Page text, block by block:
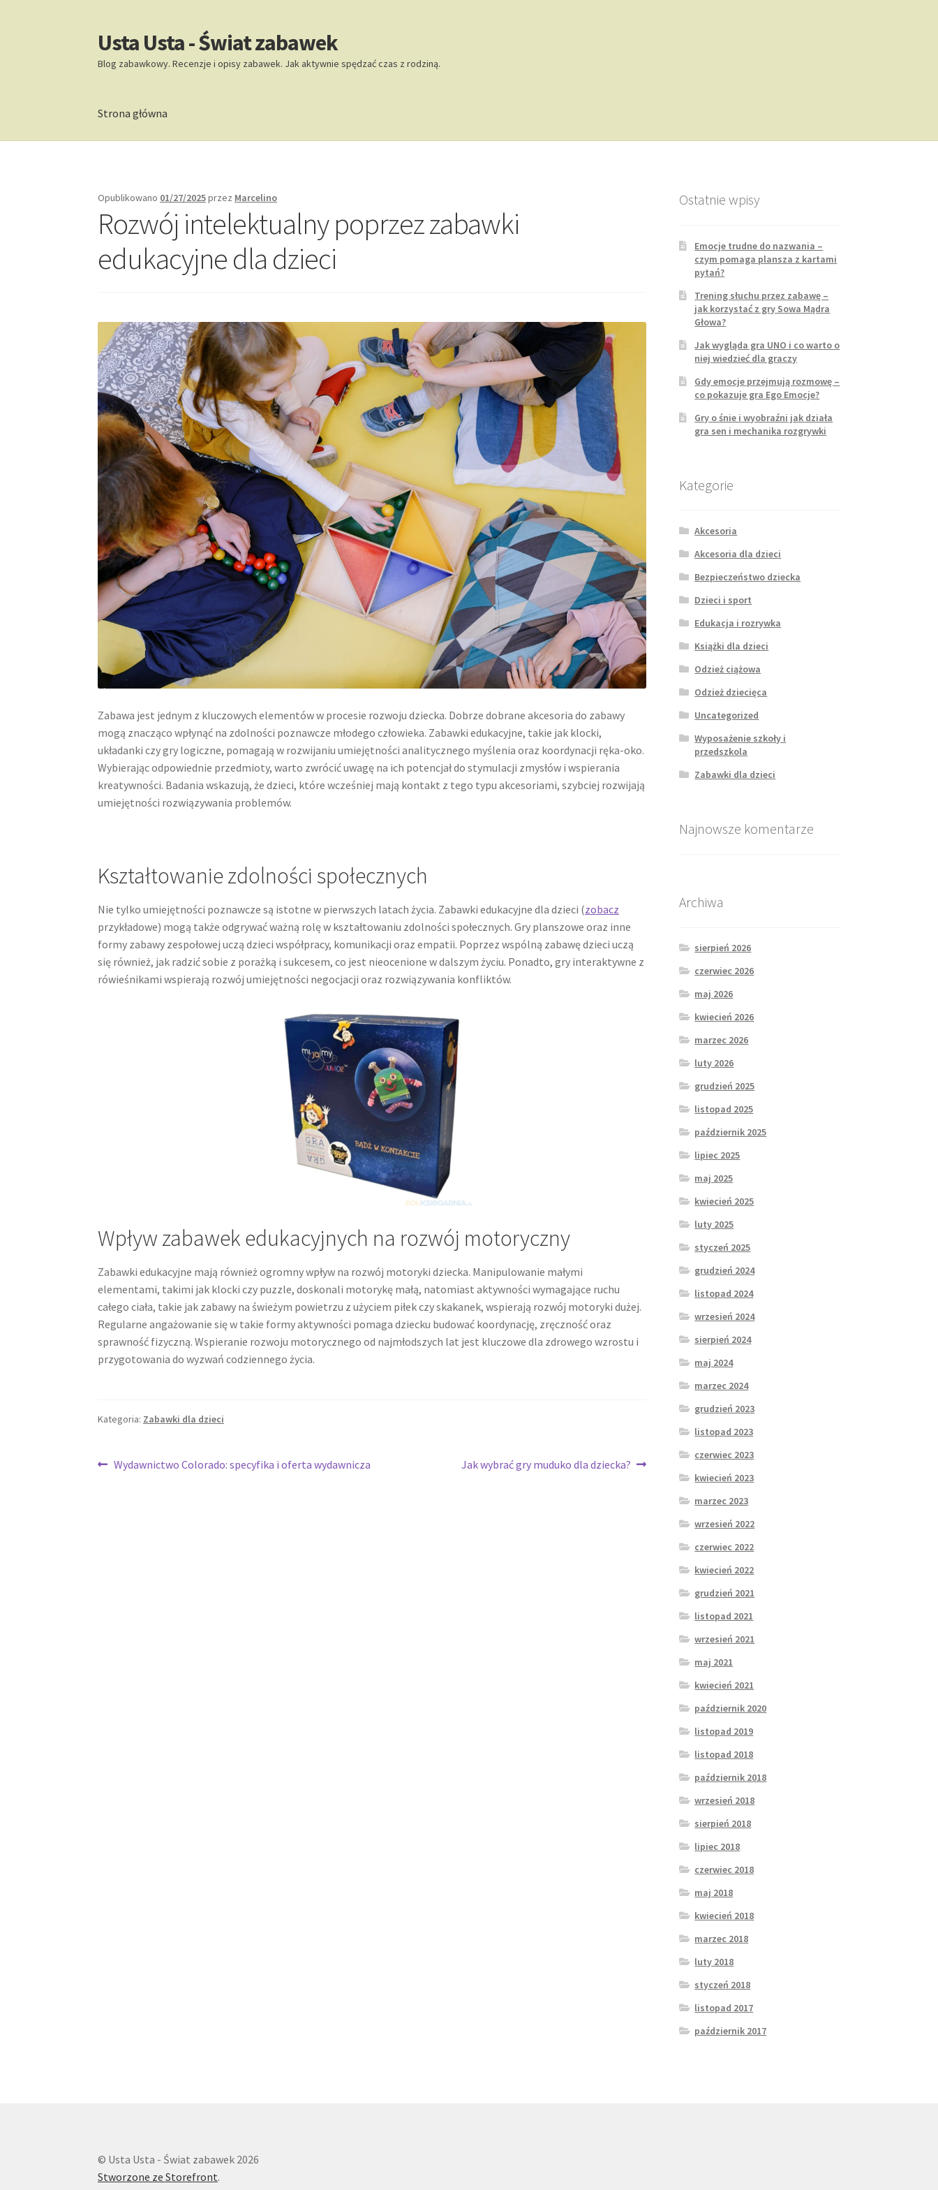
Przejdź
do
nawigacji
Przejdź
do
treści
Usta Usta - Świat zabawek
Blog zabawkowy. Recenzje i opisy zabawek. Jak aktywnie spędzać czas z rodziną.
Strona główna
Opublikowano 01/27/2025przez Marcelino
Rozwój intelektualny poprzez zabawki
edukacyjne dla dzieci
Zabawa jest jednym z kluczowych elementów w procesie rozwoju dziecka. Dobrze dobrane akcesoria do zabawy
mogą znacząco wpłynąć na zdolności poznawcze młodego człowieka. Zabawki edukacyjne, takie jak klocki,
układanki czy gry logiczne, pomagają w rozwijaniu umiejętności analitycznego myślenia oraz koordynacji ręka-oko.
Wybierając odpowiednie przedmioty, warto zwrócić uwagę na ich potencjał do stymulacji zmysłów i wspierania
kreatywności. Badania wskazują, że dzieci, które wcześniej mają kontakt z tego typu akcesoriami, szybciej rozwijają
umiejętności rozwiązywania problemów.
Kształtowanie zdolności społecznych
Nie tylko umiejętności poznawcze są istotne w pierwszych latach życia. Zabawki edukacyjne dla dzieci (zobacz
przykładowe) mogą także odgrywać ważną rolę w kształtowaniu zdolności społecznych. Gry planszowe oraz inne
formy zabawy zespołowej uczą dzieci współpracy, komunikacji oraz empatii. Poprzez wspólną zabawę dzieci uczą
się również, jak radzić sobie z porażką i sukcesem, co jest nieocenione w dalszym życiu. Ponadto, gry interaktywne z
rówieśnikami wspierają rozwój umiejętności negocjacji oraz rozwiązywania konfliktów.
Wpływ zabawek edukacyjnych na rozwój motoryczny
Zabawki edukacyjne mają również ogromny wpływ na rozwój motoryki dziecka. Manipulowanie małymi
elementami, takimi jak klocki czy puzzle, doskonali motorykę małą, natomiast aktywności wymagające ruchu
całego ciała, takie jak zabawy na świeżym powietrzu z użyciem piłek czy skakanek, wspierają rozwój motoryki dużej.
Regularne angażowanie się w takie formy aktywności pomaga dziecku budować koordynację, zręczność oraz
sprawność fizyczną. Wspieranie rozwoju motorycznego od najmłodszych lat jest kluczowe dla zdrowego wzrostu i
przygotowania do wyzwań codziennego życia.
Kategoria: Zabawki dla dzieci
Nawigacja
Poprzedni
Wydawnictwo Colorado: specyfika i oferta wydawnicza
Następny
Jak wybrać gry muduko dla dziecka?
Ostatnie wpisy
Emocje trudne do nazwania –
czym pomaga plansza z kartami
pytań?
Trening słuchu przez zabawę –
jak korzystać z gry Sowa Mądra
Głowa?
Jak wygląda gra UNO i co warto o
niej wiedzieć dla graczy
Gdy emocje przejmują rozmowę –
co pokazuje gra Ego Emocje?
Gry o śnie i wyobraźni jak działa
gra sen i mechanika rozgrywki
Kategorie
Akcesoria
Akcesoria dla dzieci
Bezpieczeństwo dziecka
Dzieci i sport
Edukacja i rozrywka
Książki dla dzieci
Odzież ciążowa
Odzież dziecięca
Uncategorized
Wyposażenie szkoły i
przedszkola
Zabawki dla dzieci
Najnowsze komentarze
Archiwa
sierpień 2026
czerwiec 2026
maj 2026
kwiecień 2026
marzec 2026
luty 2026
grudzień 2025
listopad 2025
październik 2025
lipiec 2025
maj 2025
kwiecień 2025
luty 2025
styczeń 2025
grudzień 2024
listopad 2024
wrzesień 2024
sierpień 2024
maj 2024
marzec 2024
grudzień 2023
listopad 2023
czerwiec 2023
kwiecień 2023
marzec 2023
wrzesień 2022
czerwiec 2022
kwiecień 2022
grudzień 2021
listopad 2021
wrzesień 2021
maj 2021
kwiecień 2021
październik 2020
listopad 2019
listopad 2018
październik 2018
wrzesień 2018
sierpień 2018
lipiec 2018
czerwiec 2018
maj 2018
kwiecień 2018
marzec 2018
luty 2018
styczeń 2018
listopad 2017
październik 2017
© Usta Usta - Świat zabawek 2026
Stworzone ze Storefront.